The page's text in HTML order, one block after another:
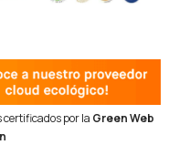
por la Green Web